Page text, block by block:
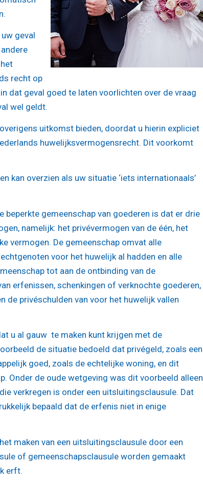
geval
recht op
dat geval goed te laten voorlichten over de vraag
wel geldt.
uitkomst bieden, doordat u hierin expliciet
huwelijksvermogensrecht. Dit voorkomt
kan overzien als uw situatie ‘iets internationaals’
gemeenschap van goederen is dat er drie
namelijk: het privévermogen van de één, het
vermogen. De gemeenschap omvat alle
voor het huwelijk al hadden en alle
tot aan de ontbinding van de
erfenissen, schenkingen of verknochte goederen,
de privéschulden van voor het huwelijk vallen
u al gauw te maken kunt krijgen met de
de situatie bedoeld dat privégeld, zoals een
goed, zoals de echtelijke woning, en dit
Onder de oude wetgeving was dit voorbeeld alleen
verkregen is onder een uitsluitingsclausule. Dat
bepaald dat de erfenis niet in enige
maken van een uitsluitingsclausule door een
of gemeenschapsclausule worden gemaakt
erft.